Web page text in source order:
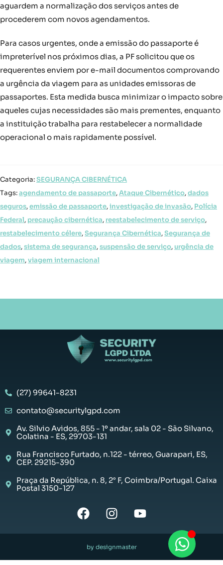
aguardem a normalização dos serviços antes de
procederem com novos agendamentos.
Para casos urgentes, onde a emissão do passaporte é
impreterível nos próximos dias, a PF solicitou que os
requerentes enviem por e-mail documentos comprovando
a urgência da viagem para as unidades emissoras de
passaportes. Esta medida busca minimizar o impacto sobre
aqueles cujas necessidades são mais prementes, enquanto
a instituição trabalha para restabelecer a normalidade
operacional o mais rapidamente possível.
Categoria:SEGURANÇA CIBERNÉTICA
Tags:agendamento de passaporte,Ataque Cibernético,dados
seguros,emissão de passaporte,investigação de invasão, Polícia
Federal, precaução cibernética, reestabelecimento de serviço,
restabelecimento célere,Segurança Cibernética,Segurança de
dados,sistema de segurança,suspensão de serviço, urgência de
viagem,viagem internacional
(27) 99641-8231
contato@securitylgpd.com
Av. Silvio Avidos, 855 - 1º andar, sala 02 - São Silvano,
Colatina - ES, 29703-131
Rua Francisco Furtado, n.122 - térreo, Guarapari, ES,
CEP. 29215-390
Praça da República, n. 8, 2° F, Coimbra/Portugal. Caixa
Postal 3150-127
by designmaster